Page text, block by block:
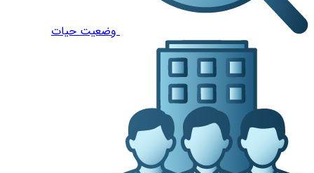
وضعیت حیات